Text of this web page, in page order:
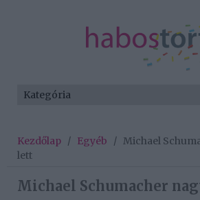
Kezdőlap / Egyéb / Michael
lett
Michael Schumacher